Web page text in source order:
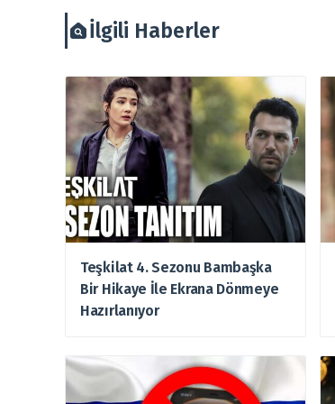
İlgili Haberler
Teşkilat 4. Sezonu Bambaşka
Bir Hikaye İle Ekrana Dönmeye
Hazırlanıyor